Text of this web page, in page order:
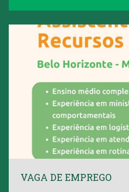
VAGA DE EMPREGO